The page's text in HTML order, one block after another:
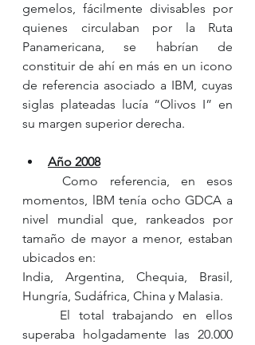
gemelos, fácilmente divisables por
quienes circulaban por la Ruta
Panamericana, se habrían de
constituir de ahí en más en un icono
de referencia asociado a IBM, cuyas
siglas plateadas lucía “Olivos I” en
su margen superior derecha.
Año 2008
	Como referencia, en esos
momentos, lBM tenía ocho GDCA a
nivel mundial que, rankeados por
tamaño de mayor a menor, estaban
ubicados en:
India, Argentina, Chequia, Brasil,
Hungría, Sudáfrica, China y Malasia.
superaba holgadamente las 20.000